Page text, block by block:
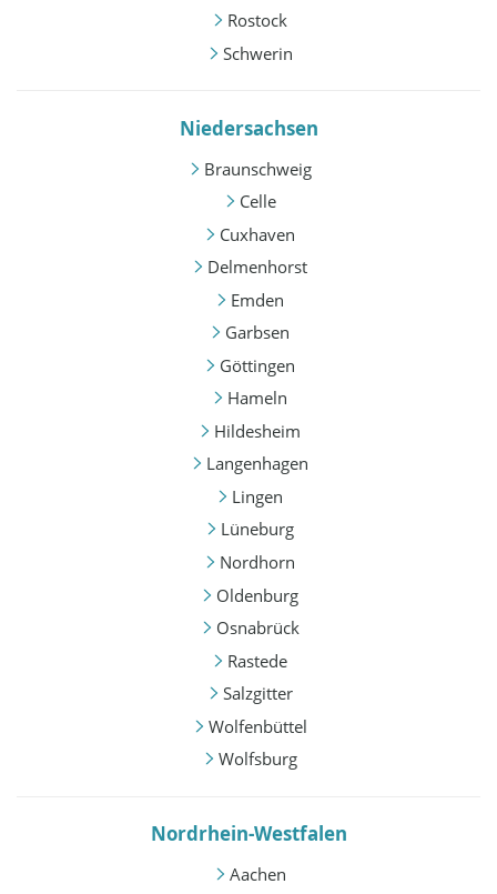
Rostock
Schwerin
Niedersachsen
Braunschweig
Celle
Cuxhaven
Delmenhorst
Emden
Garbsen
Göttingen
Hameln
Hildesheim
Langenhagen
Lingen
Lüneburg
Nordhorn
Oldenburg
Osnabrück
Rastede
Salzgitter
Wolfenbüttel
Wolfsburg
Nordrhein-Westfalen
Aachen